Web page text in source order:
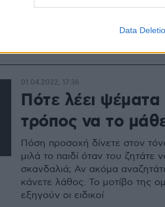
Data
συνείδησή μας αναδεικνύει
μηχανισμός θα μας κάνει να
Πότε λέει ψέματα
τρόπος να το
Πόση προσοχή δίνετε στον
μιλά το παιδί όταν του ζητάτε
σκανδαλιά; Αν ακόμα
κάνετε λάθος. Το μοτίβο της
εξηγούν οι ειδικοί
01.04.2022, 17:36